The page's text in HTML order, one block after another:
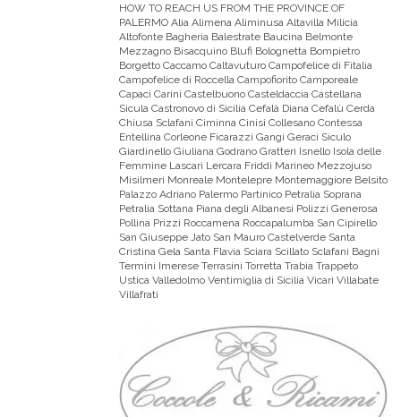
HOW TO REACH US FROM THE PROVINCE OF
PALERMO Alia Alimena Aliminusa Altavilla Milicia
Altofonte Bagheria Balestrate Baucina Belmonte
Mezzagno Bisacquino Blufi Bolognetta Bompietro
Borgetto Caccamo Caltavuturo Campofelice di Fitalia
Campofelice di Roccella Campofiorito Camporeale
Capaci Carini Castelbuono Casteldaccia Castellana
Sicula Castronovo di Sicilia Cefalà Diana Cefalù Cerda
Chiusa Sclafani Ciminna Cinisi Collesano Contessa
Entellina Corleone Ficarazzi Gangi Geraci Siculo
Giardinello Giuliana Godrano Gratteri Isnello Isola delle
Femmine Lascari Lercara Friddi Marineo Mezzojuso
Misilmeri Monreale Montelepre Montemaggiore Belsito
Palazzo Adriano Palermo Partinico Petralia Soprana
Petralia Sottana Piana degli Albanesi Polizzi Generosa
Pollina Prizzi Roccamena Roccapalumba San Cipirello
San Giuseppe Jato San Mauro Castelverde Santa
Cristina Gela Santa Flavia Sciara Scillato Sclafani Bagni
Termini Imerese Terrasini Torretta Trabia Trappeto
Ustica Valledolmo Ventimiglia di Sicilia Vicari Villabate
Villafrati